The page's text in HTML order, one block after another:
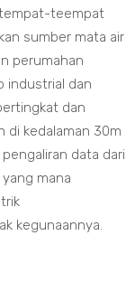
tempat-teempat
sumber mata air
perumahan
industrial dan
dan
di kedalaman 30m
data dari
mana
kegunaannya.